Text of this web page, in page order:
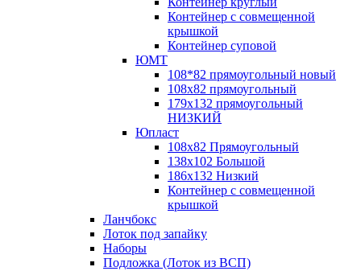
Контейнер с совмещенной
крышкой
Контейнер суповой
ЮМТ
108*82 прямоугольный новый
108х82 прямоугольный
179х132 прямоугольный
НИЗКИЙ
Юпласт
108х82 Прямоугольный
138х102 Большой
186х132 Низкий
Контейнер с совмещенной
крышкой
Ланчбокс
Лоток под запайку
Наборы
Подложка (Лоток из ВСП)